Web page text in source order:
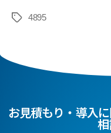
4895
お見積もり・導入